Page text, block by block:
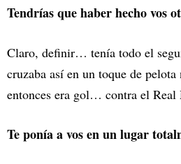
Tendrías que haber hecho vos
Claro, definir… tenía todo el
cruzaba así en un toque de pelota
entonces era gol… contra el
Te ponía a vos en un lugar